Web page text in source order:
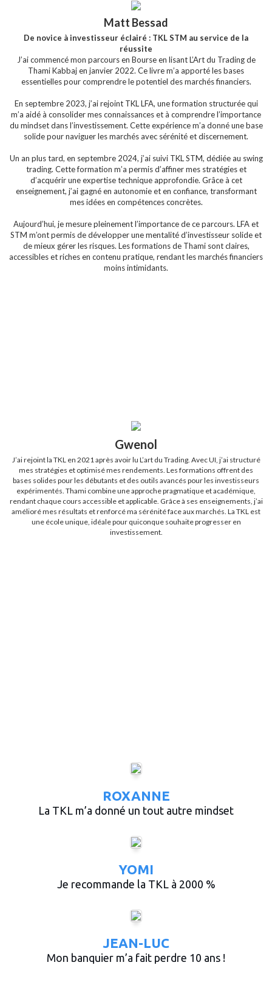
Matt Bessad
De novice à investisseur éclairé : TKL STM au service de la
réussite
J’ai commencé mon parcours en Bourse en lisant L’Art du Trading de
Thami Kabbaj en janvier 2022. Ce livre m’a apporté les bases
essentielles pour comprendre le potentiel des marchés financiers.
En septembre 2023, j’ai rejoint TKL LFA, une formation structurée qui
m’a aidé à consolider mes connaissances et à comprendre l’importance
du mindset dans l’investissement. Cette expérience m’a donné une base
solide pour naviguer les marchés avec sérénité et discernement.
Un an plus tard, en septembre 2024, j’ai suivi TKL STM, dédiée au swing
trading. Cette formation m’a permis d’affiner mes stratégies et
d’acquérir une expertise technique approfondie. Grâce à cet
enseignement, j’ai gagné en autonomie et en confiance, transformant
mes idées en compétences concrètes.
Aujourd’hui, je mesure pleinement l’importance de ce parcours. LFA et
STM m’ont permis de développer une mentalité d’investisseur solide et
de mieux gérer les risques. Les formations de Thami sont claires,
accessibles et riches en contenu pratique, rendant les marchés financiers
moins intimidants.
Gwenol
J’ai rejoint la TKL en 2021 après avoir lu L’art du Trading. Avec UI, j’ai structuré
mes stratégies et optimisé mes rendements. Les formations offrent des
bases solides pour les débutants et des outils avancés pour les investisseurs
expérimentés. Thami combine une approche pragmatique et académique,
rendant chaque cours accessible et applicable. Grâce à ses enseignements, j’ai
amélioré mes résultats et renforcé ma sérénité face aux marchés. La TKL est
une école unique, idéale pour quiconque souhaite progresser en
investissement.
ROXANNE
La TKL m’a donné un tout autre mindset
YOMI
Je recommande la TKL à 2000 %
JEAN-LUC
Mon banquier m’a fait perdre 10 ans !